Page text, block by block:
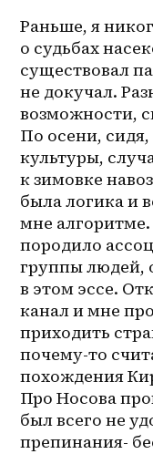
Раньше, я
о судьбах
существовал
не докучал.
возможности,
По осени,
культуры,
к зимовке
была логика и
мне
породило
группы людей,
в этом эссе.
канал и мне
приходить
почему-то
похождения
Про Носова
был всего не
препинания-